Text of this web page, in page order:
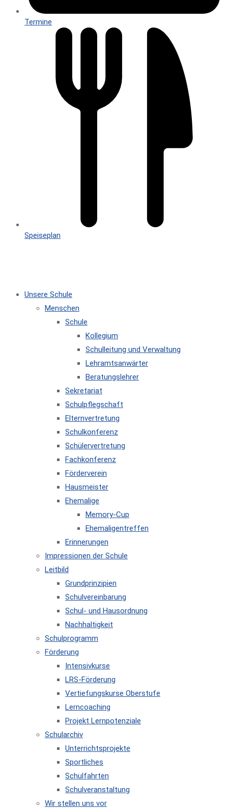
Termine
Speiseplan
Unsere Schule
Menschen
Schule
Kollegium
Schulleitung und Verwaltung
Lehramtsanwärter
Beratungslehrer
Sekretariat
Schulpflegschaft
Elternvertretung
Schulkonferenz
Schülervertretung
Fachkonferenz
Förderverein
Hausmeister
Ehemalige
Memory-Cup
Ehemaligentreffen
Erinnerungen
Impressionen der Schule
Leitbild
Grundprinzipien
Schulvereinbarung
Schul- und Hausordnung
Nachhaltigkeit
Schulprogramm
Förderung
Intensivkurse
LRS-Förderung
Vertiefungskurse Oberstufe
Lerncoaching
Projekt Lernpotenziale
Schularchiv
Unterrichtsprojekte
Sportliches
Schulfahrten
Schulveranstaltung
Wir stellen uns vor